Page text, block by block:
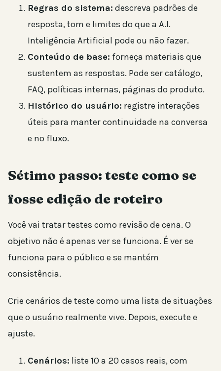
Regras do sistema: descreva padrões de
resposta, tom e limites do que a A.I.
Inteligência Artificial pode ou não fazer.
Conteúdo de base: forneça materiais que
sustentem as respostas. Pode ser catálogo,
FAQ, políticas internas, páginas do produto.
Histórico do usuário: registre interações
úteis para manter continuidade na conversa
e no fluxo.
Sétimo passo: teste como se
fosse edição de roteiro
Você vai tratar testes como revisão de cena. O
objetivo não é apenas ver se funciona. É ver se
funciona para o público e se mantém
consistência.
Crie cenários de teste como uma lista de situações
que o usuário realmente vive. Depois, execute e
ajuste.
Cenários: liste 10 a 20 casos reais, com